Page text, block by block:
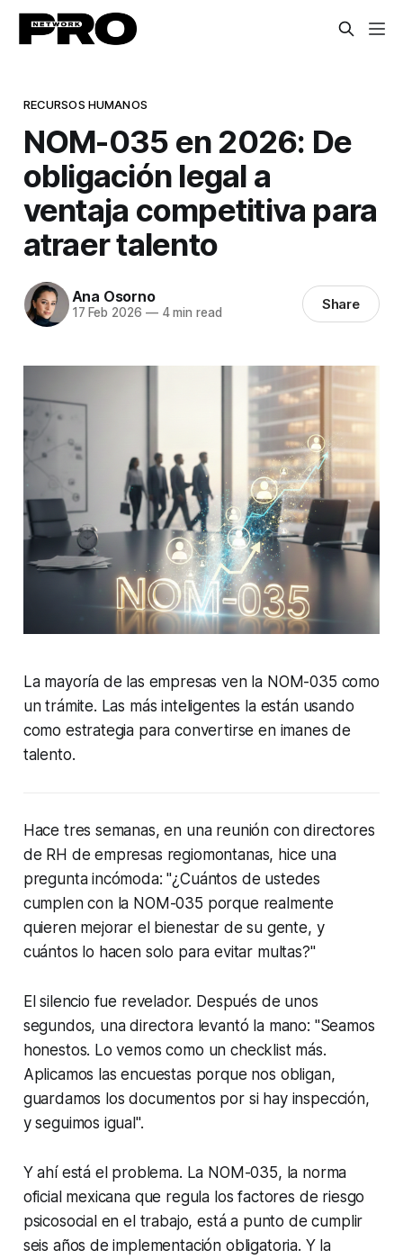
RECURSOS HUMANOS
NOM-035 en 2026: De
obligación legal a
ventaja competitiva para
atraer talento
Ana Osorno
17 Feb 2026 —4 min read Share
La mayoría de las empresas ven la NOM-035 como
un trámite. Las más inteligentes la están usando
como estrategia para convertirse en imanes de
talento.
Hace tres semanas, en una reunión con directores
de RH de empresas regiomontanas, hice una
pregunta incómoda: "¿Cuántos de ustedes
cumplen con la NOM-035 porque realmente
quieren mejorar el bienestar de su gente, y
cuántos lo hacen solo para evitar multas?"
El silencio fue revelador. Después de unos
segundos, una directora levantó la mano: "Seamos
honestos. Lo vemos como un checklist más.
Aplicamos las encuestas porque nos obligan,
guardamos los documentos por si hay inspección,
y seguimos igual".
Y ahí está el problema. La NOM-035, la norma
oficial mexicana que regula los factores de riesgo
psicosocial en el trabajo, está a punto de cumplir
seis años de implementación obligatoria. Y la